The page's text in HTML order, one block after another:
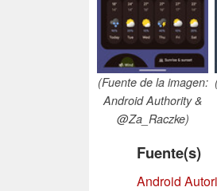
(Fuente de la imagen:
Android Authority &
@Za_Raczke)
Fuente(s)
Android